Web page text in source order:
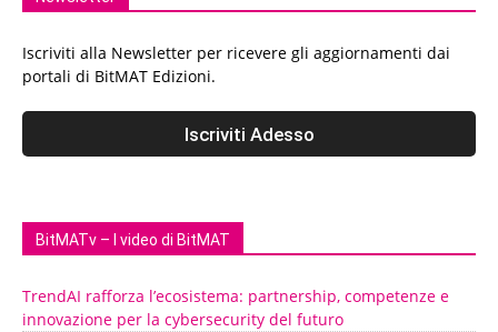
Iscriviti alla Newsletter per ricevere gli aggiornamenti dai
portali di BitMAT Edizioni.
BitMATv – I video di BitMAT
TrendAI rafforza l’ecosistema: partnership, competenze e
innovazione per la cybersecurity del futuro